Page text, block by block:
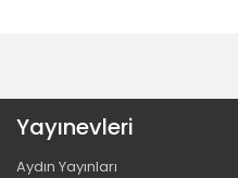
Yayınevleri
Aydın Yayınları